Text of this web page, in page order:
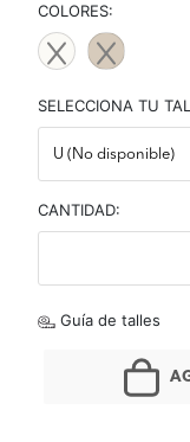
COLORES:
SELECCIONA TU
CANTIDAD:
Guía de talles